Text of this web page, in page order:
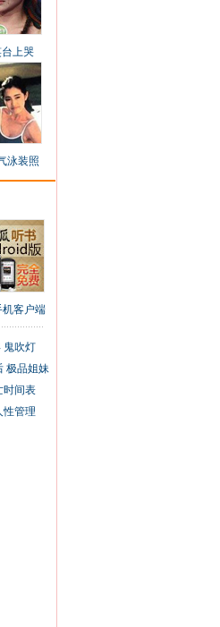
上哭
泳装照
机客户端
鬼吹灯
极品姐妹
时间表
性管理